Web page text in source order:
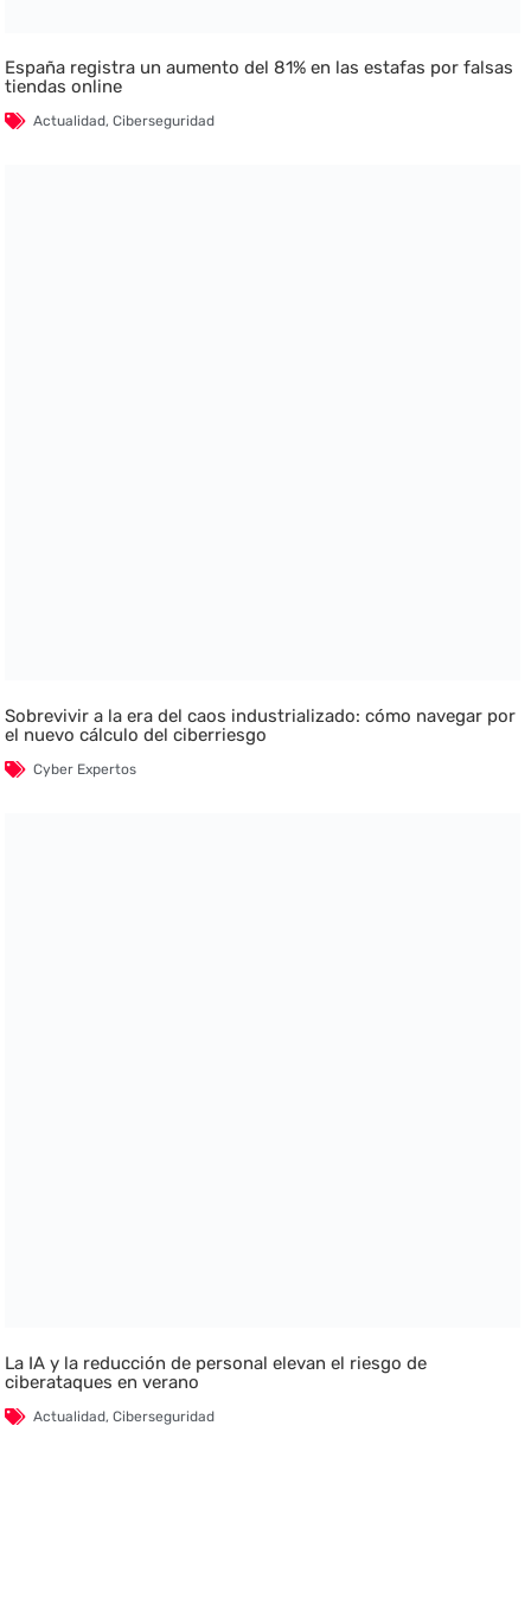
España registra un aumento del 81% en las estafas por falsas
tiendas online
Actualidad,Ciberseguridad
Sobrevivir a la era del caos industrializado: cómo navegar por
el nuevo cálculo del ciberriesgo
Cyber Expertos
La IA y la reducción de personal elevan el riesgo de
ciberataques en verano
Actualidad,Ciberseguridad